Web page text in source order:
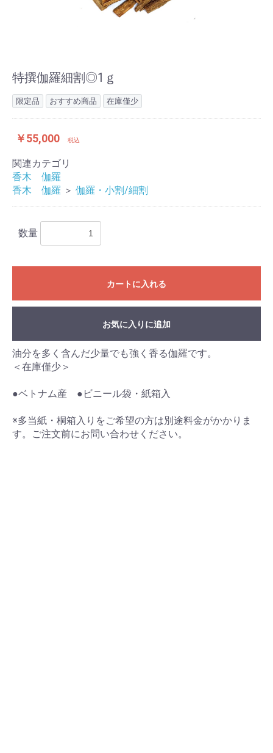
特撰伽羅細割◎1ｇ
限定品 おすすめ商品 在庫僅少
￥55,000 税込
関連カテゴリ
香木 伽羅
香木 伽羅 ＞ 伽羅・小割/細割
数量
カートに入れる
お買い物を続ける カートへ進む
お気に入りに追加
油分を多く含んだ少量でも強く香る伽羅です。
＜在庫僅少＞
●ベトナム産 ●ビニール袋・紙箱入
※多当紙・桐箱入りをご希望の方は別途料金がかかりま
す。ご注文前にお問い合わせください。